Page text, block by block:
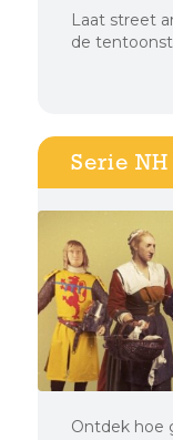
Laat street
de
Serie
Ontdek hoe